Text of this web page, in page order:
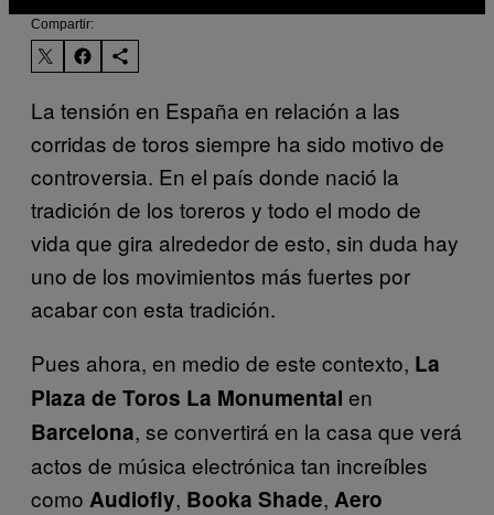
Compartir:
La tensión en España en relación a las
corridas de toros siempre ha sido motivo de
controversia. En el país donde nació la
tradición de los toreros y todo el modo de
vida que gira alrededor de esto, sin duda hay
uno de los movimientos más fuertes por
acabar con esta tradición.
Pues ahora, en medio de este contexto, La
Plaza de Toros La Monumental en
Barcelona, se convertirá en la casa que verá
actos de música electrónica tan increíbles
como Audiofly, Booka Shade, Aero